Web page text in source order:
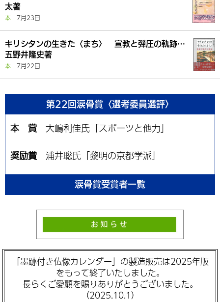
太著
本 7月23日
キリシタンの生きた〈まち〉 宣教と弾圧の軌跡…
五野井隆史著
本 7月22日
第22回涙骨賞〈選考委員選評〉
本 賞 大嶋利佳氏「スポーツと他力」
奨励賞 浦井聡氏「黎明の京都学派」
涙骨賞受賞者一覧
「墨跡付き仏像カレンダー」の製造販売は2025年版
をもって終了いたしました。
長らくご愛顧を賜りありがとうございました。
（2025.10.1）